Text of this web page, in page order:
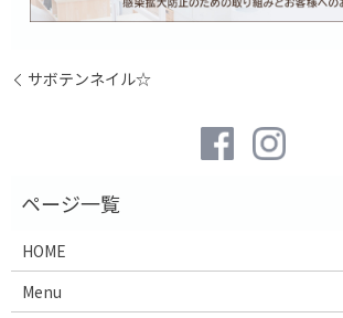
サボテンネイル☆
HOME
Menu